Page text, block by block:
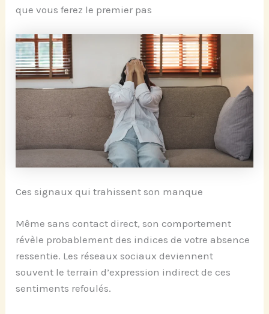
que vous ferez le premier pas
Ces signaux qui trahissent son manque
Même sans contact direct, son comportement
révèle probablement des indices de votre absence
ressentie. Les réseaux sociaux deviennent
souvent le terrain d’expression indirect de ces
sentiments refoulés.